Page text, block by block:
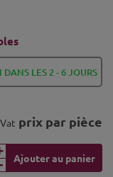
LES 2 - 6 JOURS
prix par pièce
Ajouter au panier